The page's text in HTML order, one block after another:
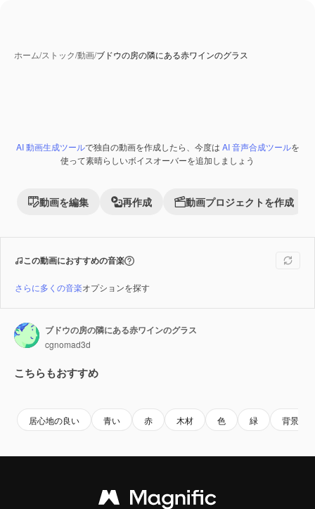
ホーム/ストック/動画/ブドウの房の隣にある赤ワインのグラス
PremiumAI 生成コンテンツ
AI 動画生成ツールで独自の動画を作成したら、今度は AI 音声合成ツールを
使って素晴らしいボイスオーバーを追加しましょう
動画を編集 再作成 動画プロジェクトを作成
この動画におすすめの音楽
さらに多くの音楽オプションを探す
ブドウの房の隣にある赤ワインのグラス
cgnomad3d
こちらもおすすめ
居心地の良い 青い 赤 木材 色 緑 背景